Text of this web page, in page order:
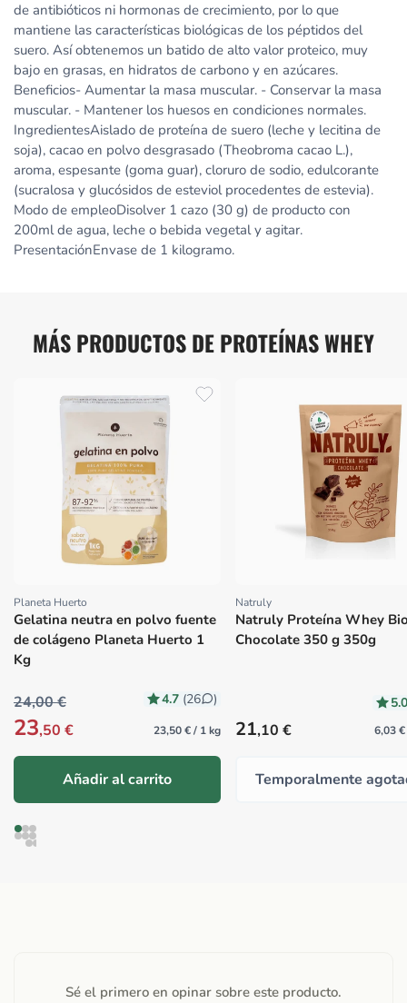
de antibióticos ni hormonas de crecimiento, por lo que
mantiene las características biológicas de los péptidos del
suero. Así obtenemos un batido de alto valor proteico, muy
bajo en grasas, en hidratos de carbono y en azúcares.
Beneficios- Aumentar la masa muscular. - Conservar la masa
muscular. - Mantener los huesos en condiciones normales.
IngredientesAislado de proteína de suero (leche y lecitina de
soja), cacao en polvo desgrasado (Theobroma cacao L.),
aroma, espesante (goma guar), cloruro de sodio, edulcorante
(sucralosa y glucósidos de esteviol procedentes de estevia).
Modo de empleoDisolver 1 cazo (30 g) de producto con
200ml de agua, leche o bebida vegetal y agitar.
PresentaciónEnvase de 1 kilogramo.
MÁS PRODUCTOS DE PROTEÍNAS WHEY
Proveedor:
Planeta Huerto
Gelatina neutra en polvo fuente
de colágeno Planeta Huerto 1
Kg
4.7 (26 )
24,00 €
23,50 € 23,50 € / 1 kg
Añadir al carrito
Proveedor:
Natruly
Natruly Proteína Whey
Chocolate 350 g 350g
Precio habitual
21,10 € 6,03
Temporalmente
Sé el primero en opinar sobre este producto.